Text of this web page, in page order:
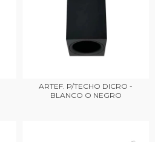
ARTEF. P/TECHO DICRO -
BLANCO O NEGRO